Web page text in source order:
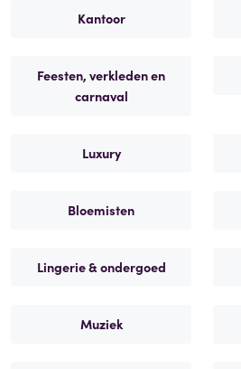
Kantoor
Feesten, verkleden en
carnaval
Luxury
Bloemisten
Lingerie & ondergoed
Muziek